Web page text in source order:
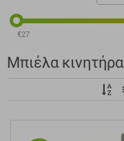
‎€27
Μπιέλα κινητήρα